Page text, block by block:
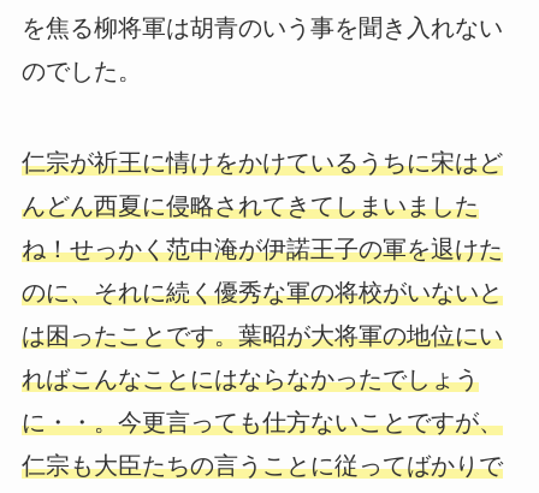
を焦る柳将軍は胡青のいう事を聞き入れない
のでした。
仁宗が祈王に情けをかけているうちに宋はど
んどん西夏に侵略されてきてしまいました
ね！せっかく范中淹が伊諾王子の軍を退けた
のに、それに続く優秀な軍の将校がいないと
は困ったことです。葉昭が大将軍の地位にい
ればこんなことにはならなかったでしょう
に・・。今更言っても仕方ないことですが、
仁宗も大臣たちの言うことに従ってばかりで